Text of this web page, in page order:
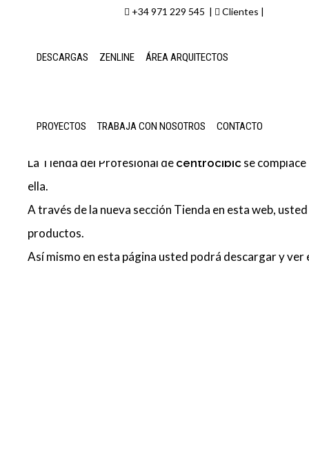
+34 971 229 545 | Clientes |
DESCARGAS ZENLINE ÁREA ARQUITECTOS
PROYECTOS TRABAJA CON NOSOTROS CONTACTO
La tienda del profesional, catálogo
La Tienda del Profesional de centrocibic se
ella.
A través de la nueva sección Tienda en esta web,
productos.
Así mismo en esta página usted podrá descargar y